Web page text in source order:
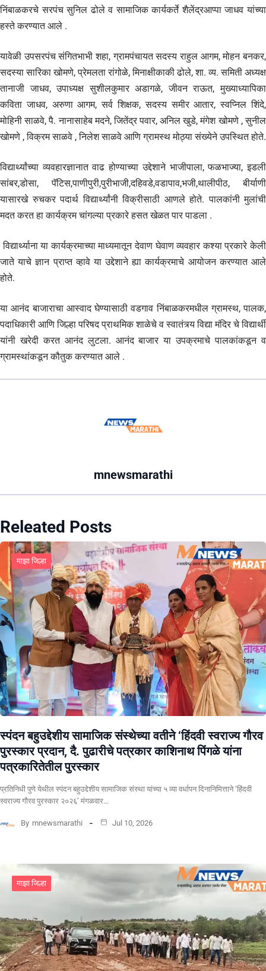
निंबाळकरचे सरपंच सुनिल ढोले व सामाजिक कार्यकर्ते शैलेंद्रआप्पा जाधव यांच्या
हस्ते करण्यात आले .
यावेळी उपसरपंच संगितभाभी शहा, ग्रामपंचायत सदस्य राहुल आगम, मोहन बनकर,
सदस्या सारिका खोमणे, प्रेमलता रांगोळे, मिनाक्षीकाकी ढोले, शा. व्य. समिती अध्यक्ष
तानाजी जाधव, उपाध्यक्ष सुशीलकुमार अडागळे, जीवन राऊत, मुख्याध्यापिका
कविता जाधव, अरुणा आगम, सर्व शिक्षक, सदस्य समीर आतार, स्वप्निल शिंदे,
मोहिनी साळवे, पै. नानासाहेब मदने, जितेंद्र पवार, अनिल खुडे, मंगेश खोमणे , सुनील
खोमणे , विक्रम साळवे , निलेश साळवे आणि ग्रामस्थ मोठ्या संख्येने उपस्थित होते.
विद्यार्थ्यांच्या व्यवहारज्ञानात वाढ होण्याच्या उद्देशाने भाजीपाला, फळभाज्या, इडली
सांबर,डोसा, पॅटिस,पाणीपुरी,पुरीभाजी,दहिवडे,वडापाव,भजी,थालीपीठ, बीर्याणी
यासारखे रुचकर पदार्थ विद्यार्थ्यांनी विक्रीसाठी आणले होते. पालकांनी मुलांची
मदत करत हा कार्यक्रम चांगल्या प्रकारे हसत खेळत पार पाडला .
विद्यार्थ्याना या कार्यक्रमाच्या माध्यमातून देवाण घेवाण व्यवहार कश्या प्रकारे केली
जाते याचे ज्ञान प्राप्त व्हावे या उद्देशाने ह्या कार्यक्रमाचे आयोजन करण्यात आले
होते.
या आनंद बाजाराचा आस्वाद घेण्यासाठी वडगाव निंबाळकरमधील ग्रामस्थ, पालक,
पदाधिकारी आणि जिल्हा परिषद प्राथमिक शाळेचे व स्वातंत्र्य विद्या मंदिर चे विद्यार्थी
यांनी खरेदी करत आनंद लुटला. आनंद बाजार या उपक्रमाचे पालकांकडून व
ग्रामस्थांकडून कौतुक करण्यात आले .
mnewsmarathi
Releated Posts
माझा जिल्हा
स्पंदन बहुउद्देशीय सामाजिक संस्थेच्या वतीने ‘हिंदवी स्वराज्य गौरव
पुरस्कार प्रदान, दै. पुढारीचे पत्रकार काशिनाथ पिंगळे यांना
पत्रकारितेतील पुरस्कार
प्रतिनिधी पुणे येथील स्पंदन बहुउद्देशीय सामाजिक संस्था यांच्या ५ व्या वर्धापन दिनानिमित्ताने ‘हिंदवी
स्वराज्य गौरव पुरस्कार २०२६’ मंगळवार…
By mnewsmarathi Jul 10, 2026
माझा जिल्हा